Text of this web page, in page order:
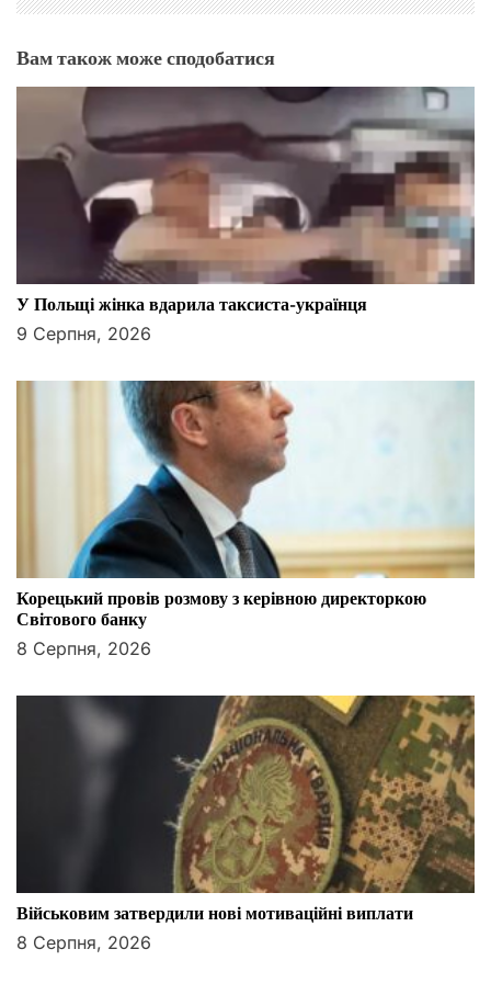
Вам також може сподобатися
У Польщі жінка вдарила таксиста-українця
9 Серпня, 2026
Корецький провів розмову з керівною директоркою
Світового банку
8 Серпня, 2026
Військовим затвердили нові мотиваційні виплати
8 Серпня, 2026